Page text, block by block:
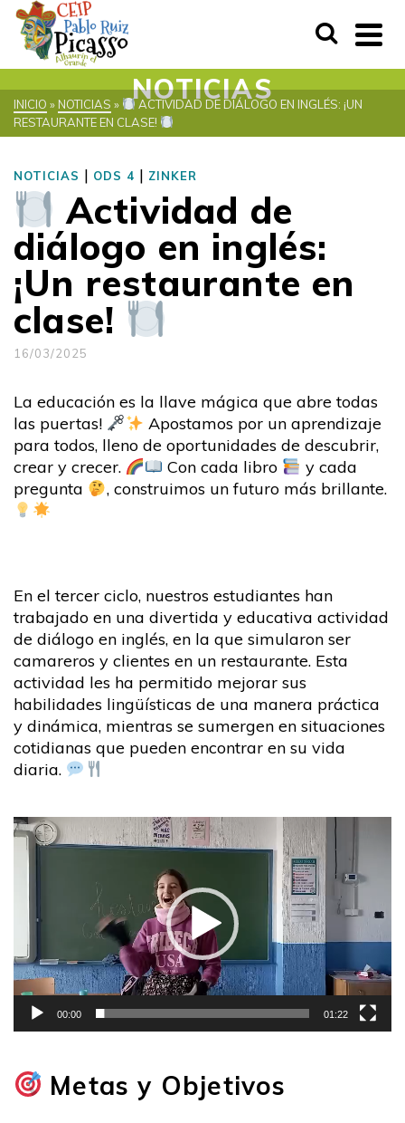
NOTICIAS
INICIO »NOTICIAS »
ACTIVIDAD DE DIÁLOGO EN INGLÉS: ¡UN
RESTAURANTE EN CLASE!
NOTICIAS | ODS 4 | ZINKER
Actividad de
diálogo en inglés:
¡Un restaurante en
clase!
16/03/2025
La educación es la llave mágica que abre todas
las puertas!
Apostamos por un aprendizaje
para todos, lleno de oportunidades de descubrir,
crear y crecer.
Con cada libro
y cada
pregunta
, construimos un futuro más brillante.
En el tercer ciclo, nuestros estudiantes han
trabajado en una divertida y educativa actividad
de diálogo en inglés, en la que simularon ser
camareros y clientes en un restaurante. Esta
actividad les ha permitido mejorar sus
habilidades lingüísticas de una manera práctica
y dinámica, mientras se sumergen en situaciones
cotidianas que pueden encontrar en su vida
diaria.
Reproductor
de
vídeo
00:00 01:22
Metas y Objetivos